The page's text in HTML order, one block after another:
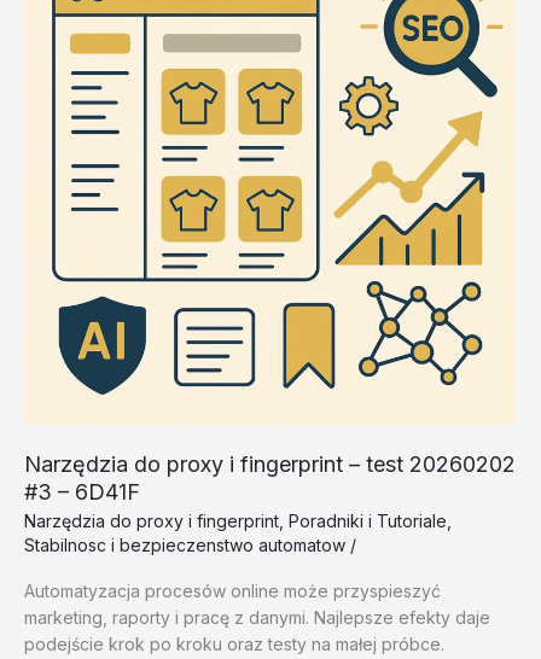
20260202
NxzHE
Narzędzia do proxy i fingerprint – test 20260202
#3 – 6D41F
Narzędzia do proxy i fingerprint Poradniki i Tutoriale
Stabilnosc i bezpieczenstwo automatow /
Automatyzacja procesów online może przyspieszyć
marketing, raporty i pracę z danymi. Najlepsze efekty daje
podejście krok po kroku oraz testy na małej próbce.